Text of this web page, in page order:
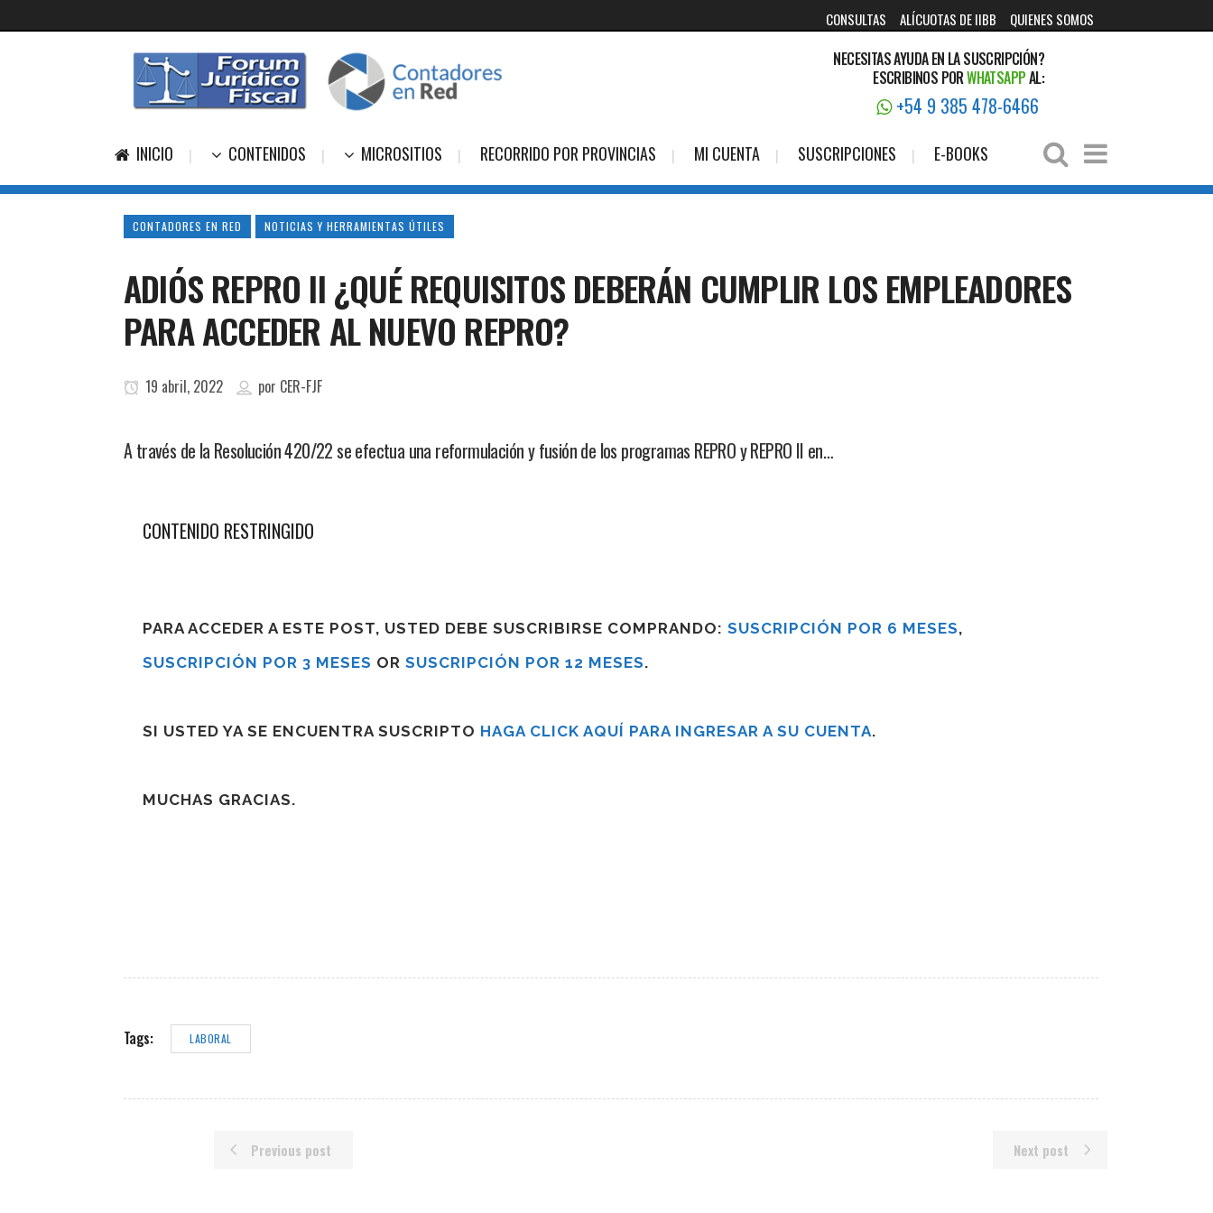
CONSULTAS ALÍCUOTAS DE IIBB QUIENES SOMOS
NECESITAS AYUDA EN LA SUSCRIPCIÓN?
ESCRIBINOS PORWHATSAPPAL:
+54 9 385 478-6466
INICIO CONTENIDOS MICROSITIOS RECORRIDO POR PROVINCIAS MI CUENTA SUSCRIPCIONES E-BOOKS
CONTADORES EN RED NOTICIAS Y HERRAMIENTAS ÚTILES
ADIÓS REPRO II ¿QUÉ REQUISITOS DEBERÁN CUMPLIR LOS EMPLEADORES
PARA ACCEDER AL NUEVO REPRO?
19 abril, 2022 por CER-FJF
A través de la Resolución 420/22 se efectua una reformulación y fusión de los programas REPRO y REPRO II en…
CONTENIDO RESTRINGIDO
PARA ACCEDER A ESTE POST, USTED DEBE SUSCRIBIRSE COMPRANDO: SUSCRIPCIÓN POR 6 MESES,
SUSCRIPCIÓN POR 3 MESES OR SUSCRIPCIÓN POR 12 MESES.
SI USTED YA SE ENCUENTRA SUSCRIPTO HAGA CLICK AQUÍ PARA INGRESAR A SU CUENTA.
MUCHAS GRACIAS.
Tags: LABORAL
Previous post Next post